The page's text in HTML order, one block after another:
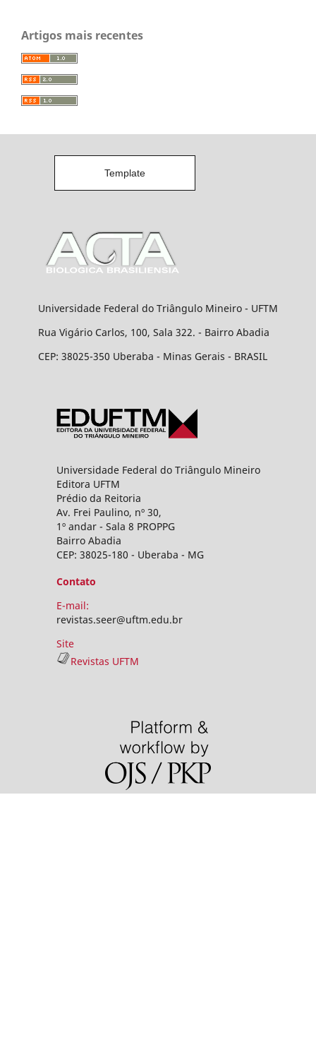
Artigos mais recentes
Template
Universidade Federal do Triângulo Mineiro - UFTM
Rua Vigário Carlos, 100, Sala 322. - Bairro Abadia
CEP: 38025-350 Uberaba - Minas Gerais - BRASIL
Universidade Federal do Triângulo Mineiro
Editora UFTM
Prédio da Reitoria
Av. Frei Paulino, nº 30,
1º andar - Sala 8 PROPPG
Bairro Abadia
CEP: 38025-180 - Uberaba - MG
Contato
E-mail:
revistas.seer@uftm.edu.br
Site
Revistas UFTM